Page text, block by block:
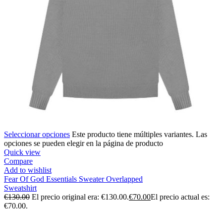
Seleccionar opciones Este producto tiene múltiples variantes. Las
opciones se pueden elegir en la página de producto
Quick view
Compare
Add to wishlist
Fear Of God Essentials Sweater Overlapped
Sweatshirt
€130.00 El precio original era: €130.00.€70.00El precio actual es:
€70.00.